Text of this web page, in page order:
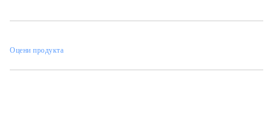
Оцени продукта